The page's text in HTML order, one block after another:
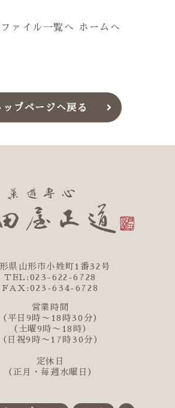
ァイル一覧へ ホームへ
ップページへ戻る
県山形市小姓町1番32号
TEL:023-622-6728
FAX:023-634-6728
営業時間
（平日9時〜18時30分）
（土曜9時〜18時）
（日祝9時〜17時30分）
定休日
（正月・毎週水曜日）